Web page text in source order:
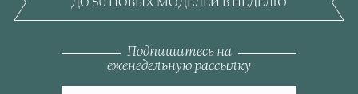
ДО 50 НОВЫХ МОДЕЛЕЙ В НЕДЕЛЮ
Подпишитесь на
еженедельную рассылку